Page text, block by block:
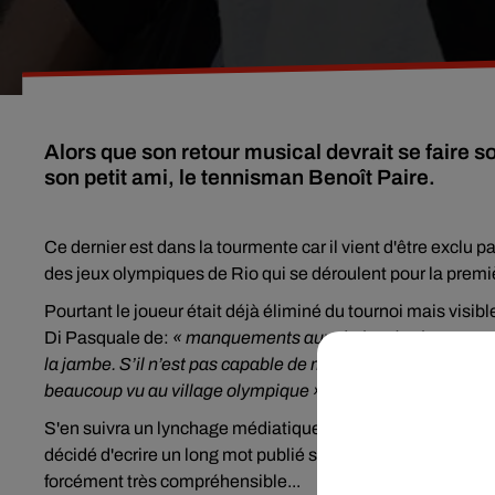
Alors que son retour musical devrait se faire
son petit ami, le tennisman Benoît Paire.
Ce dernier est dans la tourmente car il vient d'être exclu
des jeux olympiques de Rio qui se déroulent pour la
Pourtant le joueur était déjà éliminé du tournoi mais
Di Pasquale de: « manquements aux règles de vie ». «
la jambe. S’il n’est pas capable de mettre entre
beaucoup vu au village olympique ».
S'en suivra un lynchage médiatique des commentateurs,
décidé d'ecrire un long mot publié sur facebook pour
forcément très compréhensible...